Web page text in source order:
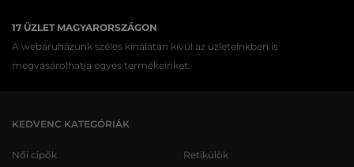
17 ÜZLET MAGYARORSZÁGON
A webáruházunk széles kínálatán kívül az üzleteinkben is
megvásárolhatja egyes termékeinket.
KEDVENC KATEGÓRIÁK
Női cipők
Retikülök